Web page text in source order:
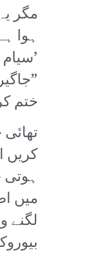
مگر
ہوا
ختم
کریں
میں
لگنے